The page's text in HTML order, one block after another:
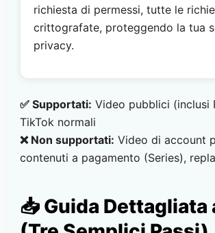
richiesta di permessi, tutte le
crittografate, proteggendo la tua
privacy.
✅ Supportati: Video pubblici (inclusi
TikTok normali
❌ Non supportati: Video di account
contenuti a pagamento (Series),
📥 Guida Dettagliata